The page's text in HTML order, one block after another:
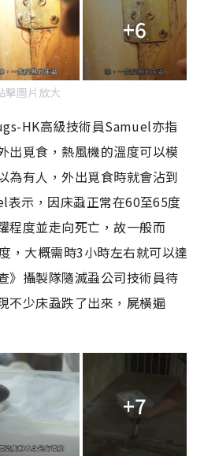
+6
擊圖片放大
HK高級技術員Samuel亦指
出覓食，熱風機的溫度可以模
為有人，外出覓食時就會沾到
表示，因床蝨正常在60至65度
程度並走向死亡，故一般而
，大概需時3小時左右就可以達
》攝製隊隨滅蝨公司技術員待
不少床蝨跌了出來，屍橫遍
+7